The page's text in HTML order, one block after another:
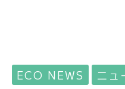
ECO NEWS ニュ